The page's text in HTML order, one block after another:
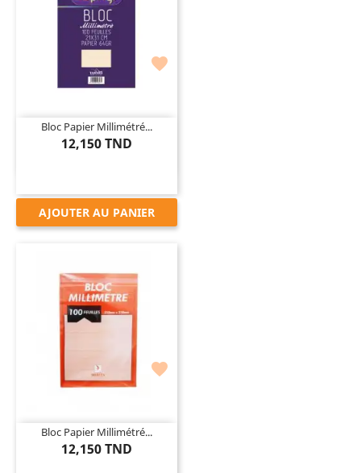

Bloc Papier Millimétré...
12,150 TND
AJOUTER AU PANIER

Bloc Papier Millimétré...
12,150 TND